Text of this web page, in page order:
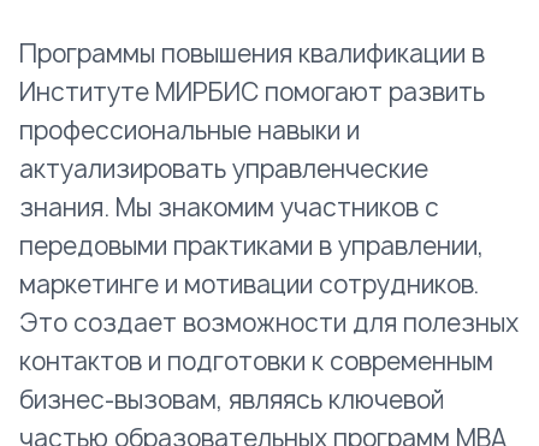
Программы повышения квалификации в
Институте МИРБИС помогают развить
профессиональные навыки и
актуализировать управленческие
знания. Мы знакомим участников с
передовыми практиками в управлении,
маркетинге и мотивации сотрудников.
Это создает возможности для полезных
контактов и подготовки к современным
бизнес-вызовам, являясь ключевой
частью образовательных программ MBA